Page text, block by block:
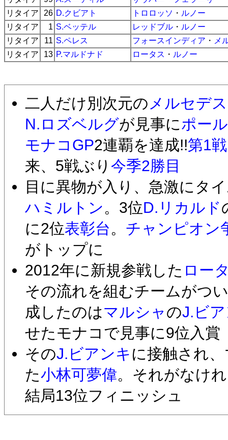
リタイア
26 D.クビアト トロロッソ ・ ルノー
リタイア
1 S.ベッテル レッドブル ・ ルノー
リタイア
11 S.ペレス フォースインディア ・ メ
リタイア
13 P.マルドナド ロータス ・ ルノー
二人だけ別次元の メルセデス
N.ロズベルグが見事にポー
モナコGP2連覇を達成!!第1
来、5戦ぶり 今季2勝目
目に異物が入り、急激にタ
ハミルトン。3位D.リカルド
に2位表彰台。 チャンピオン
がトップに
2012年に新規参戦した ロー
その流れを組むチームがつ
成したのはマルシャのJ.ビ
せたモナコで見事に9位入賞
そのJ.ビアンキ に接触され
た小林可夢偉。それがなけ
結局13位フィニッシュ